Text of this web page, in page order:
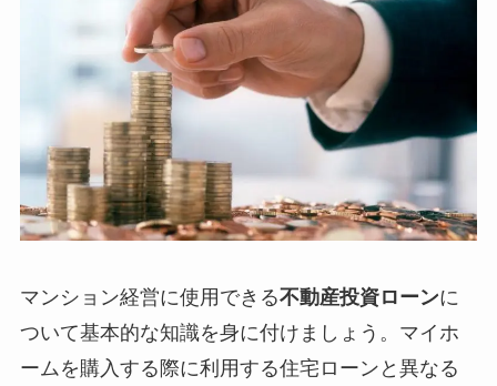
マンション経営に使用できる不動産投資ローンに
ついて基本的な知識を身に付けましょう。マイホ
ームを購入する際に利用する住宅ローンと異なる